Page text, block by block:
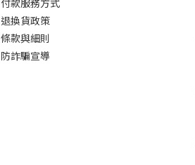
付款服務方式
退換貨政策
條款與細則
防詐騙宣導